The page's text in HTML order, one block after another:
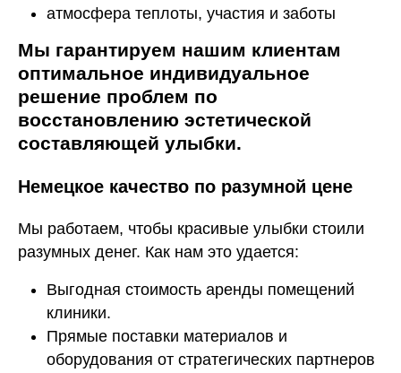
атмосфера теплоты, участия и заботы
Мы гарантируем нашим клиентам
оптимальное индивидуальное
решение проблем по
восстановлению эстетической
составляющей улыбки.
Немецкое качество по разумной цене
Мы работаем, чтобы красивые улыбки стоили
разумных денег. Как нам это удается:
Выгодная стоимость аренды помещений
клиники.
Прямые поставки материалов и
оборудования от стратегических партнеров